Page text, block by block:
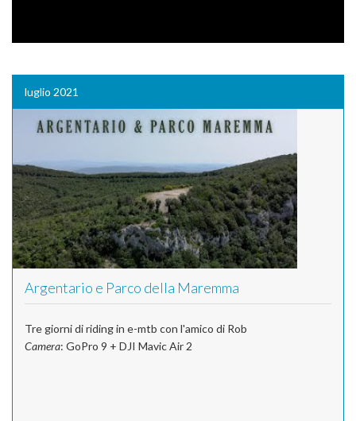
luglio 2021
Argentario e Parco della Maremma
Tre giorni di riding in e-mtb con l'amico di Rob
Camera: GoPro 9 + DJI Mavic Air 2